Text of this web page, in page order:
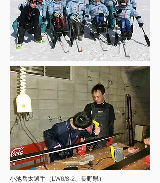
小池岳太選手（LW6/8-2、長野県）